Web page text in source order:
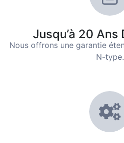
Jusqu’à 20 Ans
Nous offrons une garantie
N-type.